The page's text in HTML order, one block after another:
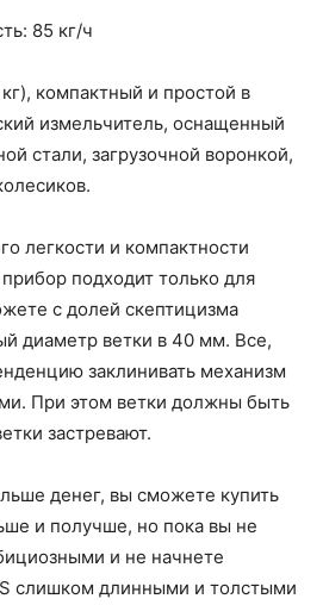
85 кг/ч
компактный и простой в
измельчитель, оснащенный
стали, загрузочной воронкой,
легкости и компактности
прибор подходит только для
с долей скептицизма
диаметр ветки в 40 мм. Все,
заклинивать механизм
При этом ветки должны быть
застревают.
денег, вы сможете купить
и получше, но пока вы не
и не начнете
слишком длинными и толстыми